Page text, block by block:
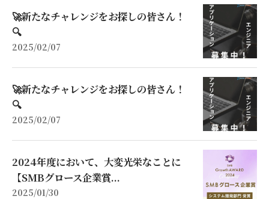
🚀新たなチャレンジをお探しの皆さん！
🔍
2025/02/07
🚀新たなチャレンジをお探しの皆さん！
🔍
2025/02/07
2024年度において、大変光栄なことに
【SMBグロース企業賞...
2025/01/30